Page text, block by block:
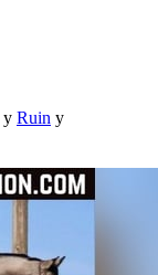
y Ruin y